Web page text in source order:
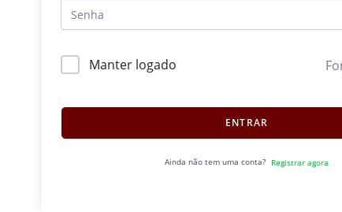
Manter logado
ENTRAR
Ainda não tem uma conta? Registrar agora